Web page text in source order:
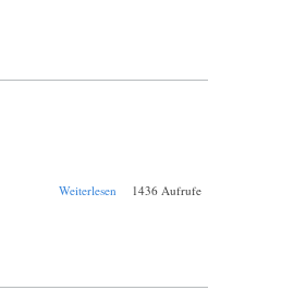
Weiterlesen über Die Wallonen-
1436 Aufrufe